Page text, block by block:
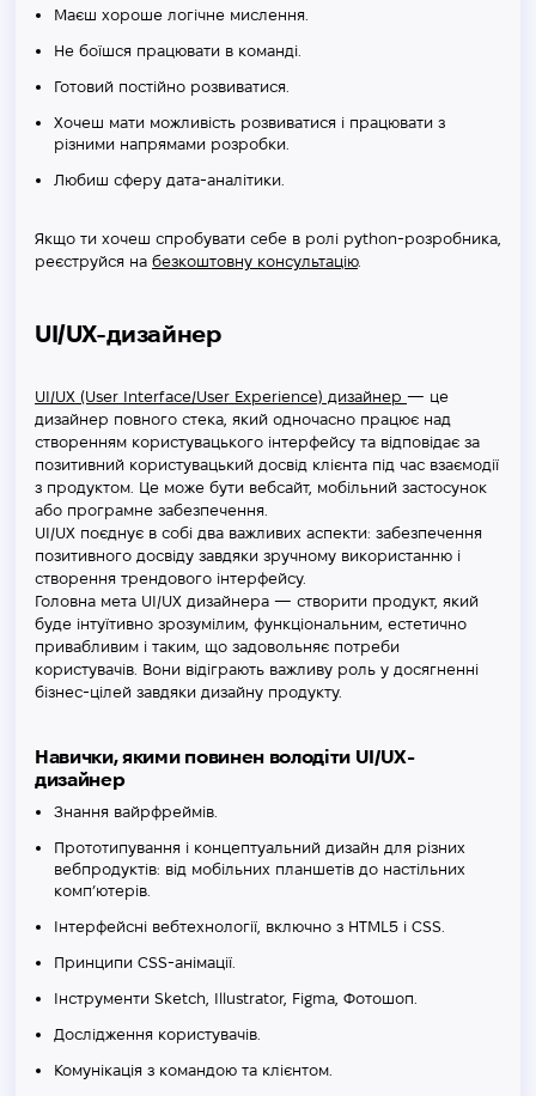
Маєш хороше логічне мислення.
Не боїшся працювати в команді.
Готовий постійно розвиватися.
Хочеш мати можливість розвиватися і працювати з
різними напрямами розробки.
Любиш сферу дата-аналітики.
Якщо ти хочеш спробувати себе в ролі python-розробника,
реєструйся на безкоштовну консультацію.
UI/UX-дизайнер
UI/UX (User Interface/User Experience) дизайнер — це
дизайнер повного стека, який одночасно працює над
створенням користувацького інтерфейсу та відповідає за
позитивний користувацький досвід клієнта під час взаємодії
з продуктом. Це може бути вебсайт, мобільний застосунок
або програмне забезпечення.
UI/UX поєднує в собі два важливих аспекти: забезпечення
позитивного досвіду завдяки зручному використанню і
створення трендового інтерфейсу.
Головна мета UI/UX дизайнера — створити продукт, який
буде інтуїтивно зрозумілим, функціональним, естетично
привабливим і таким, що задовольняє потреби
користувачів. Вони відіграють важливу роль у досягненні
бізнес-цілей завдяки дизайну продукту.
Навички, якими повинен володіти UI/UX-
дизайнер
Знання вайрфреймів.
Прототипування і концептуальний дизайн для різних
вебпродуктів: від мобільних планшетів до настільних
комп’ютерів.
Інтерфейсні вебтехнології, включно з HTML5 і CSS.
Принципи CSS-анімації.
Інструменти Sketch, Illustrator, Figma, Фотошоп.
Дослідження користувачів.
Комунікація з командою та клієнтом.